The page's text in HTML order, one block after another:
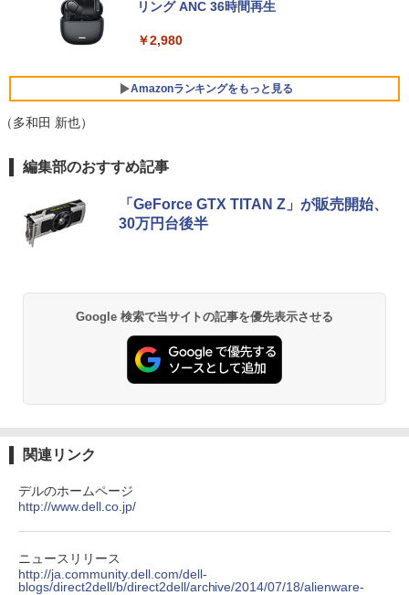
画面中古PC 富士通 NEC DELL 新品SSD
Office付き DVD内蔵/テンキー/WEBカメ
ラ選択可 中古パソコン
￥22,399
n3 モデル選択可能 [ Windows11 / Offic
B 16GB / 第10世代 第11世代 第12世代 I
ntel Core i5] 初期設定不要 Office 中古
ノートパソコン 中古パソコン 中古pc レ
￥29,980
5
SFF Core i3-10100 3.60GHz /メモリ：1
6GB /SSD：256GB /無線LAN/Windows
144hz pcモニター Adaptive-Sync ブラ
F144 マクスゼン
ニター モバイルディスプレイ 1920×108
カー内蔵 保護カバー付き 軽量 薄型 Type
-C ミニHDMI 在宅 テレワーク simplus
シンプラス SP-MBM156 【送料無料】
リング ANC 36時間再生
￥2,980
Amazonランキングをもっと見る
BRUCE WAYNE feat. Flo Milli, ATL Jacob
[Explicit]
￥250
[Explicit]
￥250
by Amazon 天然水 ラベルレス 500ml ×24本
富士山の天然水 バナジウム含有 水 ミネラル
ウォーター ペットボトル 静岡県産 500ミリリ
ットル (Smart Basic)
【Amazon.co.jp限定】 い・ろ・は・す 2L P
ET ラベルレス ×8本
￥1,001
￥1,653
薬屋のひとりごと 17巻 (デジタル版ビッグガ
ンガンコミックス)
￥770
エース)
￥832
コミックスDIGITAL)
（多和田 新也）
編集部のおすすめ記事
「GeForce GTX TITAN Z」が販売開始、
30万円台後半
Google 検索で当サイトの記事を優先表示させる
関連リンク
デルのホームページ
http://www.dell.co.jp/
ニュースリリース
http://ja.community.dell.com/dell-
blogs/direct2dell/b/direct2dell/archive/2014/07/18/alienware-